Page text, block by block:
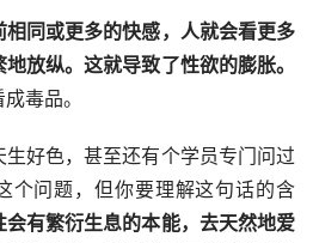
同或更多的快感，人就会看更多
地放纵。这就导致了性欲的膨胀。
毒品。
好色，甚至还有个学员专门问过
个问题，但你要理解这句话的含
会有繁衍生息的本能， 去天然地爱